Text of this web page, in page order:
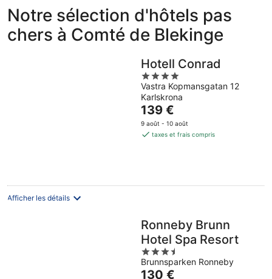
Notre sélection d'hôtels pas
chers à Comté de Blekinge
Hotell Conrad
4
out
of
5
Vastra Kopmansgatan 12
Karlskrona
Le
prix
est
139 €
9 août - 10 août
taxes et frais compris
Afficher les détails
Ronneby Brunn
Hotel Spa Resort
3.5
out
of
Brunnsparken Ronneby
Le
130 €